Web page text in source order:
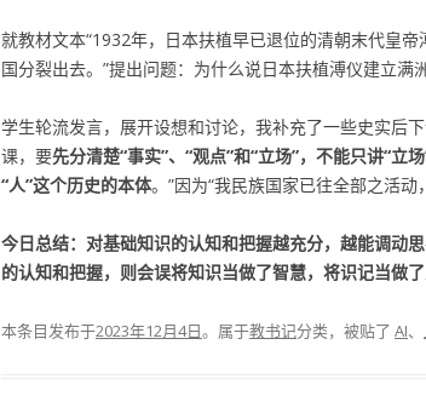
就教材文本“1932年，日本扶植早已退位的清朝末代皇
国分裂出去。”提出问题：为什么说日本扶植溥仪建立满
学生轮流发言，展开设想和讨论，我补充了一些史实后
课，要先分清楚“事实”、“观点”和“立场”，不能只讲“立
“人”这个历史的本体。”因为“我民族国家已往全部之活动
今日总结：对基础知识的认知和把握越充分，越能调动
的认知和把握，则会误将知识当做了智慧，将识记当做
本条目发布于2023年12月4日。属于教书记分类，被贴了 AI、